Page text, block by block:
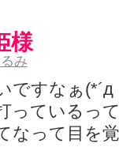
of age 5巻
く】原村和-のどっち-の
参加します
(15:20)
イのルールが鷲巣麻雀だ
お知らせ
(12:51)
聖地巡礼ツアーレポート
様
み
ですなぁ
っているっ
なって目を